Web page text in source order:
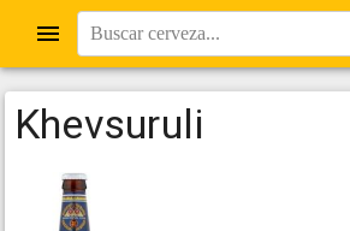
Buscar cerveza...
Khevsuruli